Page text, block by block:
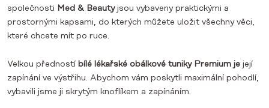
společnosti Med & Beautyjsou vybaveny praktickými a
prostornými kapsami, do kterých můžete uložit všechny věci,
které chcete mít po ruce.
Velkou předností bílé lékařské obálkové tuniky Premium je její
zapínání ve výstřihu. Abychom vám poskytli maximální pohodlí,
vybavili jsme ji skrytým knoflíkem a zapínáním.